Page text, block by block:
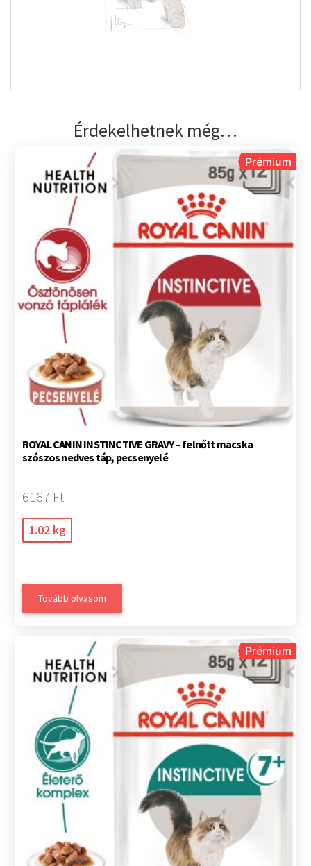
Érdekelhetnek még…
Prémium
ROYAL CANIN INSTINCTIVE GRAVY – felnőtt macska
szószos nedves táp, pecsenyelé
6167 Ft
1.02 kg
Tovább olvasom
Prémium